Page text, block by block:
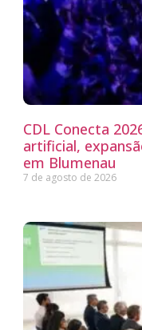
CDL Conecta
artificial,
em Blumenau
7 de agosto de 2026